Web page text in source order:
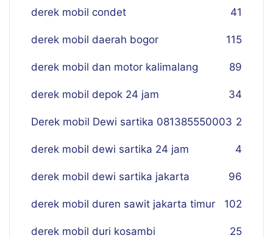
derek mobil condet 41
derek mobil daerah bogor 115
derek mobil dan motor kalimalang 89
derek mobil depok 24 jam 34
Derek mobil Dewi sartika 081385550003 2
derek mobil dewi sartika 24 jam 4
derek mobil dewi sartika jakarta 96
derek mobil duren sawit jakarta timur 102
derek mobil duri kosambi 25